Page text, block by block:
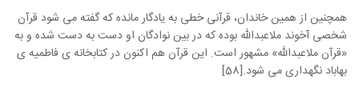
همچنین از همین خاندان، قرآنی خطی به یادگار مانده که گفته می شود قرآن
شخصی آخوند ملاعبدالله بوده که در بین نوادگان او دست به دست شده و به
«قرآن ملاعبدالله» مشهور است. این قرآن هم اکنون در کتابخانه ی فاطمیه ی
بهاباد نگهداری می شود.[58]